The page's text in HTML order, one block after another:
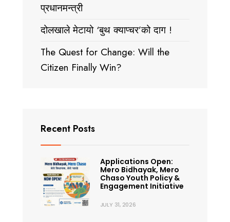
प्रधानमन्त्री
दोलखाले मेटायो ‘बुथ क्याप्चर’को दाग !
The Quest for Change: Will the
Citizen Finally Win?
Recent Posts
Applications Open:
Mero Bidhayak, Mero
Chaso Youth Policy &
Engagement Initiative
JULY 31, 2026